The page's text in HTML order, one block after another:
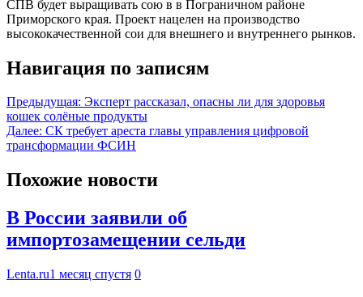
СПВ будет выращивать сою в в Пограничном районе
Приморского края. Проект нацелен на производство
высококачественной сои для внешнего и внутреннего рынков.
Навигация по записям
Предыдущая: Эксперт рассказал, опасны ли для здоровья
кошек солёные продукты
Далее: СК требует ареста главы управления цифровой
трансформации ФСИН
Похожие новости
В России заявили об
импортозамещении сельди
Lenta.ru1 месяц спустя 0